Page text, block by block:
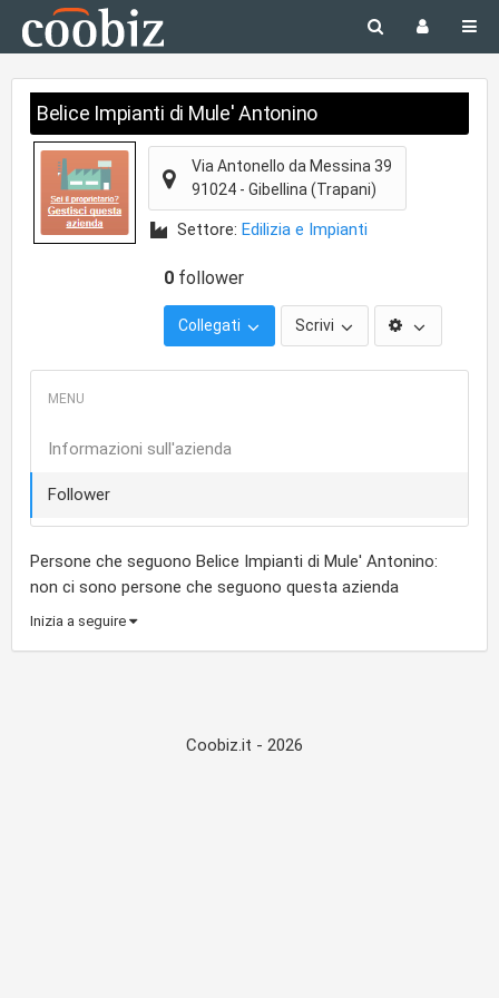
Belice Impianti di Mule' Antonino
Via Antonello da Messina 39
91024 - Gibellina (Trapani)
Settore: Edilizia e Impianti
0 follower
Collegati Scrivi
Informazioni sull'azienda
Follower
Persone che seguono Belice Impianti di Mule' Antonino:
non ci sono persone che seguono questa azienda
Inizia a seguire
Coobiz.it - 2026